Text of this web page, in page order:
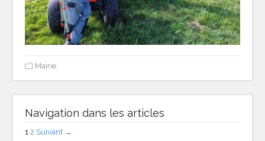
Mairie
Navigation dans les articles
1 2 Suivant →